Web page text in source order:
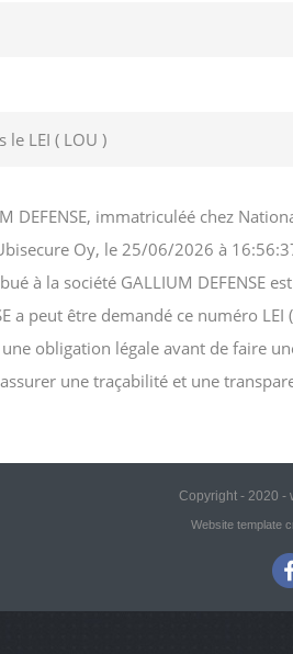
LEI ( LOU )
DEFENSE, immatriculéé chez
Oy, le 25/06/2026 à
à la société GALLIUM DEFENSE
a peut être demandé ce numéro
obligation légale avant de faire
une traçabilité et une
Copyright - 2020 -
Website template